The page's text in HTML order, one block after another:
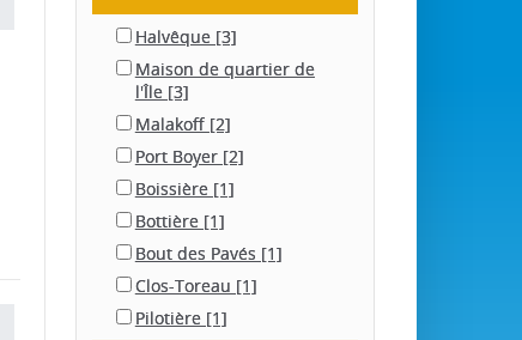
Halvêque [3]
Maison de quartier de
l'Île [3]
Malakoff [2]
Port Boyer [2]
Boissière [1]
Bottière [1]
Bout des Pavés [1]
Clos-Toreau [1]
Pilotière [1]